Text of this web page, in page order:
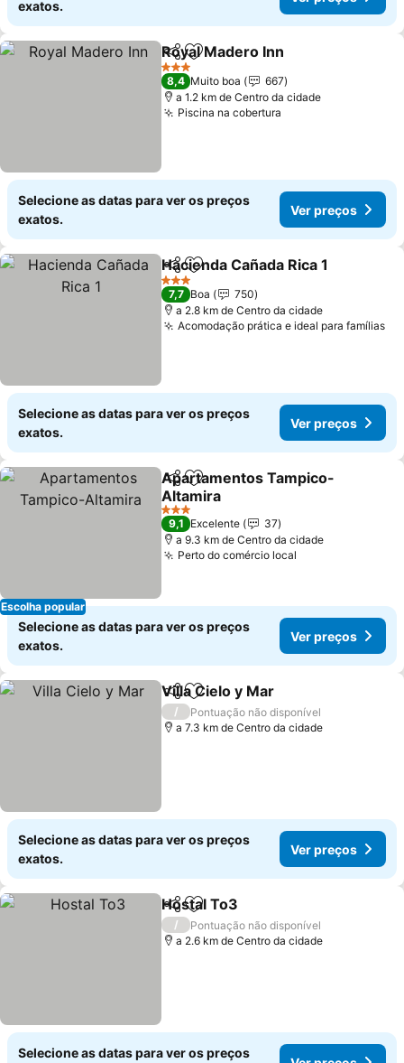
exatos.
PartilharAdicionar aos favoritos
Royal Madero Inn
3 Estrelas
8,4 Muito boa
667
a 1.2 km de Centro da cidade
Piscina na cobertura
Selecione as datas para ver os preços
exatos.
Ver preços
PartilharAdicionar aos favoritos
Hacienda Cañada Rica 1
3 Estrelas
7,7 Boa
750
a 2.8 km de Centro da cidade
Acomodação prática e ideal para famílias
Selecione as datas para ver os preços
exatos.
Ver preços
Escolha popular
PartilharAdicionar aos favoritos
Apartamentos Tampico-
Altamira
Ver preços
3 Estrelas
9,1 Excelente
37
a 9.3 km de Centro da cidade
Perto do comércio local
Selecione as datas para ver os preços
exatos.
Ver preços
PartilharAdicionar aos favoritos
Villa Cielo y Mar
/
Pontuação não disponível
a 7.3 km de Centro da cidade
Selecione as datas para ver os preços
exatos.
Ver preços
PartilharAdicionar aos favoritos
Hostal To3
/
Pontuação não disponível
a 2.6 km de Centro da cidade
Selecione as datas para ver os preços